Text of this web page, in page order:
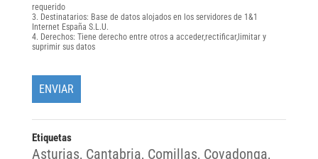
requerido
Destinatarios: Base de datos alojados en los servidores de 1&1
Internet España S.L.U.
Derechos: Tiene derecho entre otros a acceder,rectificar,limitar y
suprimir sus datos
Etiquetas
Asturias, Cantabria, Comillas, Covadonga,